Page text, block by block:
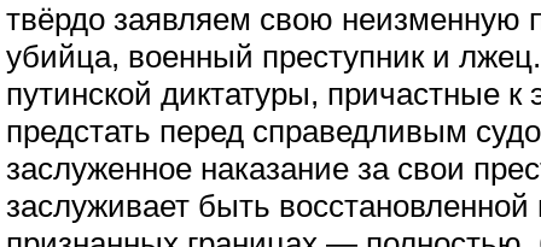
твёрдо заявляем свою
убийца, военный преступник и
путинской диктатуры, причастные к
предстать перед справедливым
заслуженное наказание за свои
заслуживает быть